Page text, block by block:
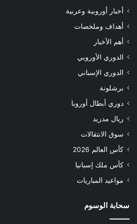
أخبار أوروبية وعربية
أهداف وملخصات
أهم الأخبار
الدوري الأوروبي
الدوري الإسباني
برشلونة
دوري أبطال أوروبا
ريال مدريد
سوق الانتقالات
كأس العالم 2026
كأس ملك إسبانيا
مواعيد المباريات
سحابة الوسوم